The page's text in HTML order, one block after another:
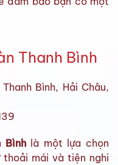
Thanh Bình
Bình, Hải Châu,
Bìnhlà một lựa chọn
thoải mái và tiện nghi